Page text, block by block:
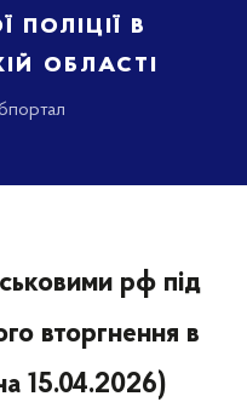
в
області
рф під
вторгнення в
15.04.2026)